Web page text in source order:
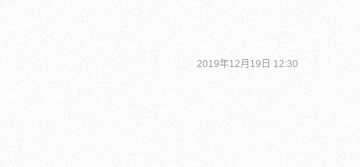
2019年12月19日 12:30